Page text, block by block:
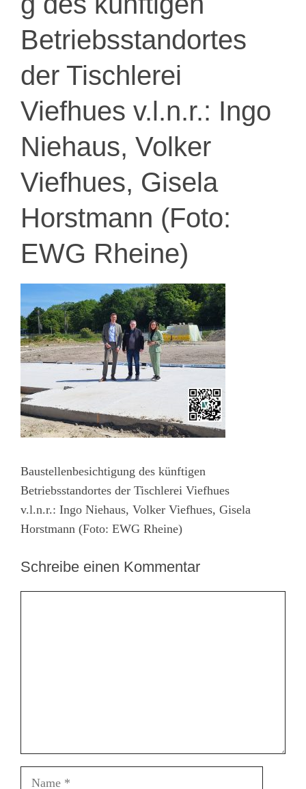
Betriebsstandortes
der Tischlerei
Viefhues v.l.n.r.: Ingo
Niehaus, Volker
Viefhues, Gisela
Horstmann (Foto:
EWG Rheine)
Baustellenbesichtigung des künftigen
Betriebsstandortes der Tischlerei Viefhues
v.l.n.r.: Ingo Niehaus, Volker Viefhues, Gisela
Horstmann (Foto: EWG Rheine)
Schreibe einen Kommentar